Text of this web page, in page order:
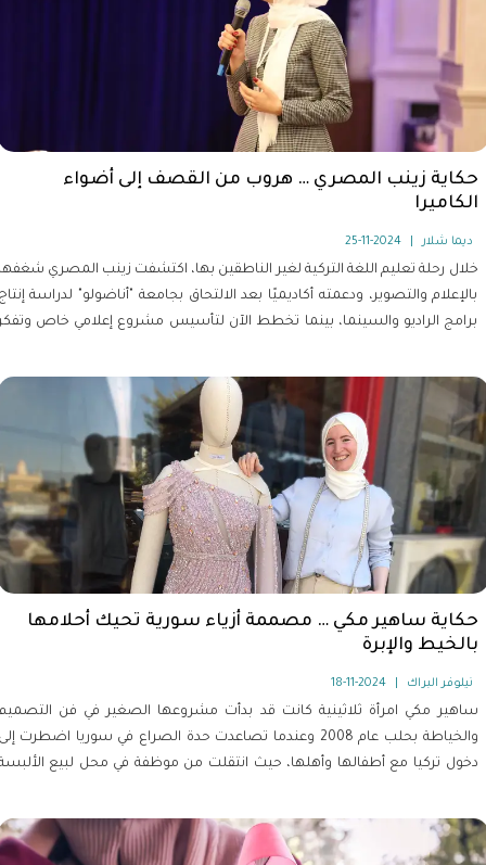
حكاية زينب المصري … هروب من القصف إلى أضواء
الكاميرا
ديما شلار 2024-11-25
خلال رحلة تعليم اللغة التركية لغير الناطقين بها، اكتشفت زينب المصري
بالإعلام والتصوير، ودعمته أكاديميًا بعد الالتحاق بجامعة "أناضولو" لدراسة
برامج الراديو والسينما، بينما تخطط الآن لتأسيس مشروع إعلامي خاص
حكاية ساهير مكي … مصممة أزياء سورية تحيك أحلامها
بالخيط والإبرة
نيلوفر البراك 2024-11-18
ساهير مكي امرأة ثلاثينية كانت قد بدأت مشروعها الصغير في فن
والخياطة بحلب عام 2008 وعندما تصاعدت حدة الصراع في سوريا اضطرت
دخول تركيا مع أطفالها وأهلها، حيث انتقلت من موظفة في محل لبيع